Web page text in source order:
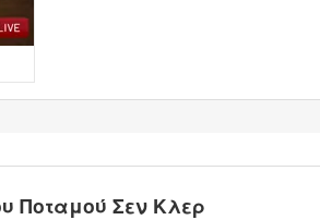
Ποταμού Σεν Κλερ